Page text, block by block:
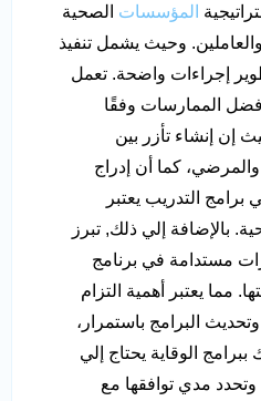
المؤسسات الصحية
وحيث يشمل تنفيذ
إجراءات واضحة. تعمل
الممارسات وفقًا
إن إنشاء تأزر بين
كما أن إدراج
التدريب يعتبر
بالإضافة إلي ذلك, تبرز
مستدامة في برنامج
مما يعتبر أهمية التزام
البرامج باستمرار،
الوقاية يحتاج إلي
مدي توافقها مع